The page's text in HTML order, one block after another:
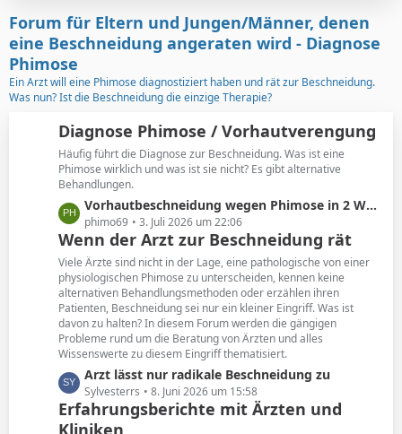
ä
g
e
t
e
B
e
i
t
r
ä
g
e
Forum für Eltern und Jungen/Männer, denen
eine Beschneidung angeraten wird - Diagnose
Phimose
Ein Arzt will eine Phimose diagnostiziert haben und rät zur Beschneidung.
Was nun? Ist die Beschneidung die einzige Therapie?
Diagnose Phimose / Vorhautverengung
Häufig führt die Diagnose zur Beschneidung. Was ist eine
Phimose wirklich und was ist sie nicht? Es gibt alternative
Behandlungen.
L
e
t
z
t
e
B
e
i
r
ä
g
Vorhautbeschneidung wegen Phimose in 2 Wochen
phimo69 3. Juli 2026 um 22:06
Wenn der Arzt zur Beschneidung rät
Viele Ärzte sind nicht in der Lage, eine pathologische von einer
physiologischen Phimose zu unterscheiden, kennen keine
alternativen Behandlungsmethoden oder erzählen ihren
Patienten, Beschneidung sei nur ein kleiner Eingriff. Was ist
davon zu halten? In diesem Forum werden die gängigen
Probleme rund um die Beratung von Ärzten und alles
Wissenswerte zu diesem Eingriff thematisiert.
L
e
t
z
Arzt lässt nur radikale Beschneidung zu
Sylvesterrs 8. Juni 2026 um 15:58
Erfahrungsberichte mit Ärzten und
Kliniken